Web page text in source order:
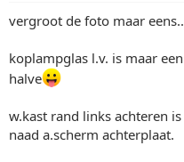
vergroot de foto maar eens..
koplampglas l.v. is maar
halve
w.kast rand links achteren
naad a.scherm achterplaat.